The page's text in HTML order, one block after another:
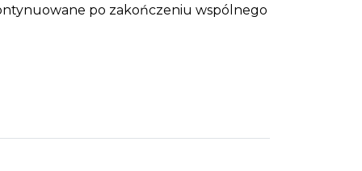
po zakończeniu wspólnego